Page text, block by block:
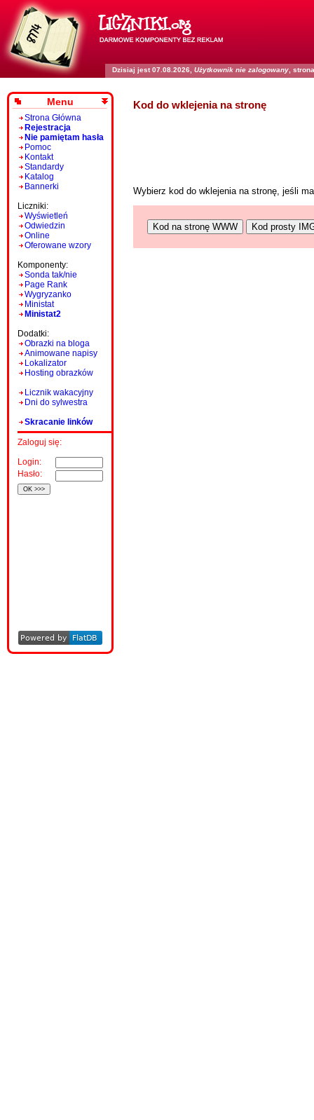
Dzisiaj jest 07.08.2026, Użytkownik nie zalogowany ,
Menu
Strona Główna
Rejestracja
Nie pamiętam hasła
Pomoc
Kontakt
Standardy
Katalog
Bannerki
Liczniki:
Wyświetleń
Odwiedzin
Online
Oferowane wzory
Komponenty:
Sonda tak/nie
Page Rank
Wygryzanko
Ministat
Ministat2
Dodatki:
Obrazki na bloga
Animowane napisy
Lokalizator
Hosting obrazków
Licznik wakacyjny
Dni do sylwestra
Skracanie linków
Zaloguj się:
Login:
Hasło:
Kod do wklejenia na stronę
Wybierz kod do wklejenia na stronę, jeśli
Kod na stronę WWW Kod prosty